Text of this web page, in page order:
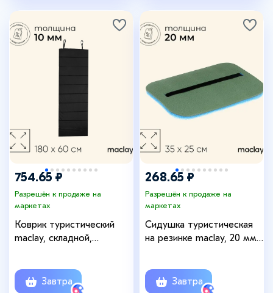
754.65 ₽
Разрешён к продаже на
маркетах
Коврик туристический
maclay, складной,
Завтра
268.65 ₽
Разрешён к продаже на
маркетах
Сидушка туристическая
на резинке maclay, 20 мм,
Завтра